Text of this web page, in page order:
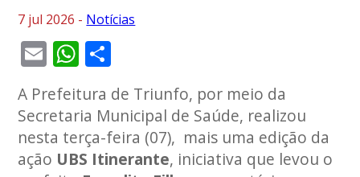
7 jul 2026 - Notícias
EmailWhatsApp
A Prefeitura de Triunfo, por meio da
Secretaria Municipal de Saúde, realizou
nesta terça-feira (07), mais uma edição da
ação UBS Itinerante, iniciativa que levou o